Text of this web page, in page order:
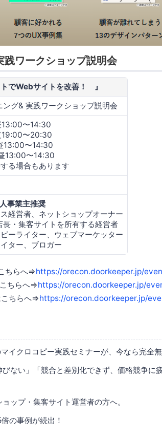
ワークショップ説明会
でWebサイトを改善！ 』
グ& 実践ワークショップ説明会
〜14:30
〜20:30
13:00〜14:30
13:00〜14:30
る場合もあります
事業主推奨
ス経営者、ネットショップオーナー
長・集客サイトを所有する経営者
ピーライター、ウェブマーケッター
ター、ブロガー
ちらへ⇒https://orecon.doorkeeper.jp/
ちらへ⇒https://orecon.doorkeeper.jp/
こちらへ⇒https://orecon.doorkeeper.jp/
イクロコピー実践セミナーが、今なら完全
びない」「競合と差別化できず、価格競争に
ップ・集客サイト運営者の方へ。
の事例が続出！